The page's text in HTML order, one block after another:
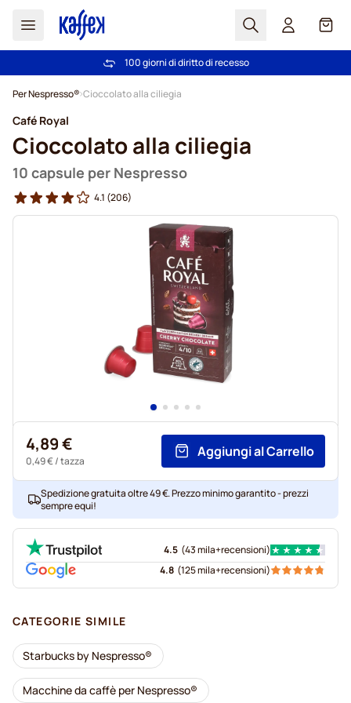
Search
Spedizione Gratuita oltre 49 €
100 giorni di diritto di recesso
Per Nespresso® Cioccolato alla ciliegia
Café Royal
Cioccolato alla ciliegia
10 capsule per Nespresso
4.1 (206)
4,89 €
0,49 €/ tazza
Aggiungi al Carrello
Spedizione gratuita oltre 49 €. Prezzo minimo garantito - prezzi
sempre equi!
4.5 (43 mila+recensioni)
4.8 (125 mila+recensioni)
CATEGORIE SIMILE
Starbucks by Nespresso®
Macchine da caffè per Nespresso®